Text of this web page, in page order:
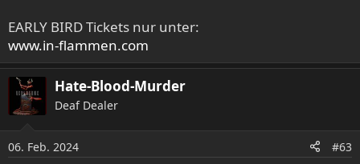
EARLY BIRD Tickets nur unter:
www.in-flammen.com
Hate-Blood-Murder
Deaf Dealer
06. Feb. 2024 #63